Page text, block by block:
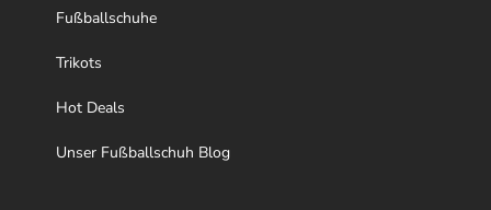
Produktseite
gewählt
werden
Fußballschuhe
Trikots
Hot Deals
Unser Fußballschuh Blog